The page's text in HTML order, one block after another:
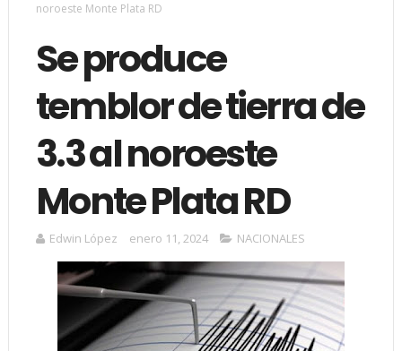
noroeste Monte Plata RD
Se produce
temblor de tierra de
3.3 al noroeste
Monte Plata RD
Edwin López enero 11, 2024 NACIONALES